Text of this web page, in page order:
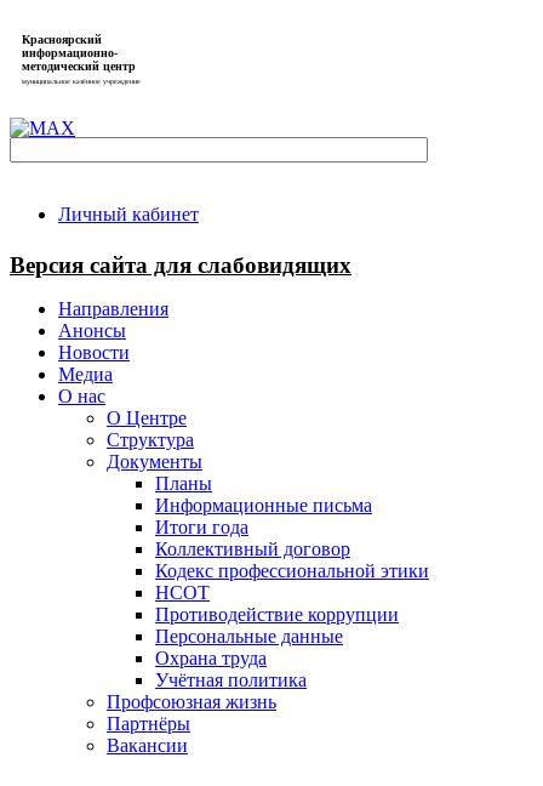
Красноярский
информационно-
методический центр
муниципальное казённое учреждение
Личный кабинет
Версия сайта для слабовидящих
Направления
Анонсы
Новости
Медиа
О нас
О Центре
Структура
Документы
Планы
Информационные письма
Итоги года
Коллективный договор
Кодекс профессиональной этики
НСОТ
Противодействие коррупции
Персональные данные
Охрана труда
Учётная политика
Профсоюзная жизнь
Партнёры
Вакансии